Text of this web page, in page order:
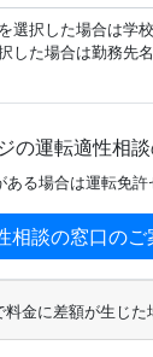
選択した場合は学校
した場合は勤務先
の運転適性相
ある場合は運転免
相談の窓口のご
料金に差額が生じ